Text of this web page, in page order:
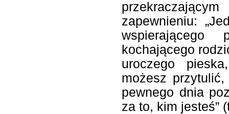
zapewnieniu:
kochającego
uroczego
możesz
pewnego dnia
za to, kim jesteś”